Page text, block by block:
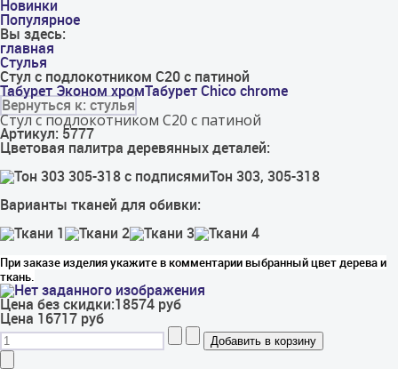
Новинки
Популярное
Вы здесь:
главная
Стулья
Стул с подлокотником С20 с патиной
Табурет Эконом хромТабурет Chico chrome
Вернуться к: стулья
Стул с подлокотником С20 с патиной
Артикул: 5777
Цветовая палитра деревянных деталей:
Тон 303, 305-318
Варианты тканей для обивки:
При заказе изделия укажите в комментарии выбранный цвет дерева и
ткань.
Цена без скидки:18574 руб
Цена 16717 руб